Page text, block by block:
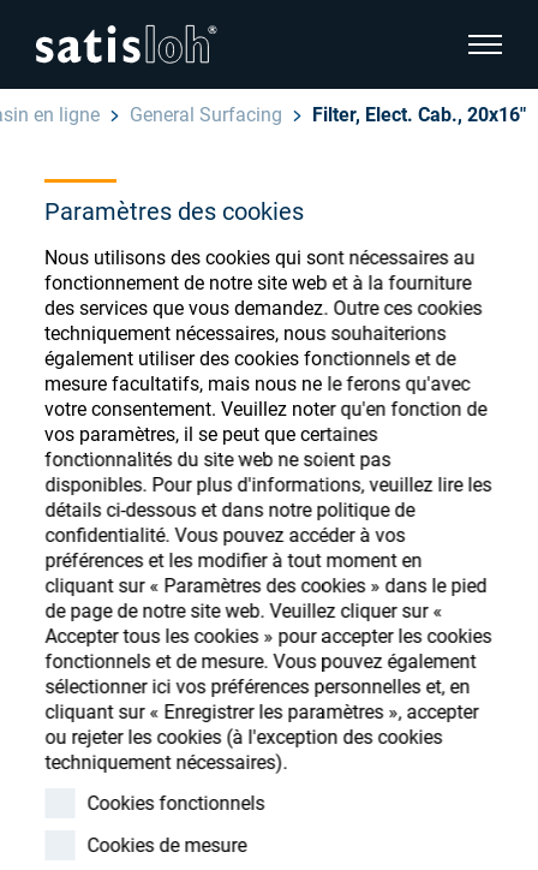
Paramètres des cookies
Nous utilisons des cookies qui sont nécessaires au
fonctionnement de notre site web et à la fourniture
des services que vous demandez. Outre ces cookies
techniquement nécessaires, nous souhaiterions
également utiliser des cookies fonctionnels et de
mesure facultatifs, mais nous ne le ferons qu'avec
votre consentement. Veuillez noter qu'en fonction de
vos paramètres, il se peut que certaines
fonctionnalités du site web ne soient pas
disponibles. Pour plus d'informations, veuillez lire les
détails ci-dessous et dans notre politique de
confidentialité. Vous pouvez accéder à vos
préférences et les modifier à tout moment en
cliquant sur « Paramètres des cookies » dans le pied
de page de notre site web. Veuillez cliquer sur «
Accepter tous les cookies » pour accepter les cookies
fonctionnels et de mesure. Vous pouvez également
sélectionner ici vos préférences personnelles et, en
cliquant sur « Enregistrer les paramètres », accepter
ou rejeter les cookies (à l'exception des cookies
techniquement nécessaires).
Cookies fonctionnels
Cookies de mesure
afficher
Français
Ophtalmique
Optique de précision
Qui sommes-nous ?
Carrière
Ressources
Contact
Store
cacher la navigation de la page
English
Deutsch
Español
汉语
en ligne General Surfacing Filter, Elect. Cab., 20x16"
Magasin de
consommables
ophtalmiques
Enregistrez-vous ou connectez-vous pour
accéder à vos comptes et découvrir notre
large gamme de consommables ophtalmiques
S'enregistrer Login
Filter, Elect. Cab., 20x16"
Art. No. 90055690